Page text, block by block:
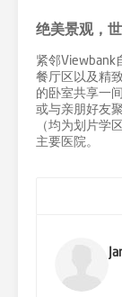
绝美景观，
紧邻Viewbank
餐厅区以及精
的卧室共享一
或与亲朋好友
（均为划片学
主要医院。